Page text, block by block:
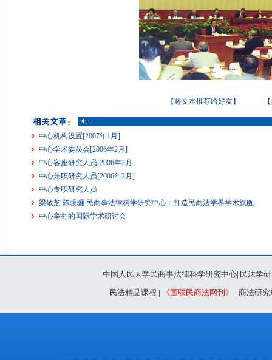
【将文本推荐给好友】
中心机构设置[2007年1月]
中心学术委员会[2006年2月]
中心客座研究人员[2006年2月]
中心兼职研究人员[2006年2月]
中心专职研究人员
梁敬芝 陈骊骊 民商事法律科学研究中心：打造民商法学界学术旗舰
中心举办的国际学术研讨会
中国人民大学民商事法律科学研究中心| 民法学
民法精品课程 | 《国联民商法网刊》 | 商法研究